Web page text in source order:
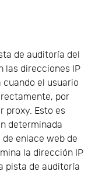
de auditoría del
las direcciones IP
el usuario
por
proxy. Esto es
determinada
enlace web de
la dirección IP
pista de auditoría